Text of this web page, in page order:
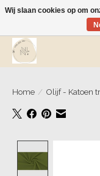
Wij zijn op vakantie! Vanaf
Home / Olijf - Katoen
Wij slaan cookies op om